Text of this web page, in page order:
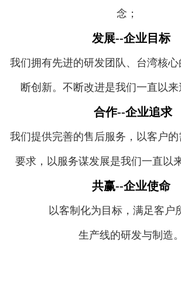
念；
发展--企业目标
我们拥有先进的研发团队、台湾核
断创新。不断改进是我们一直以来
合作--企业追求
我们提供完善的售后服务，以客户
要求，以服务谋发展是我们一直以
共赢--企业使命
以客制化为目标，满足客户所
生产线的研发与制造。